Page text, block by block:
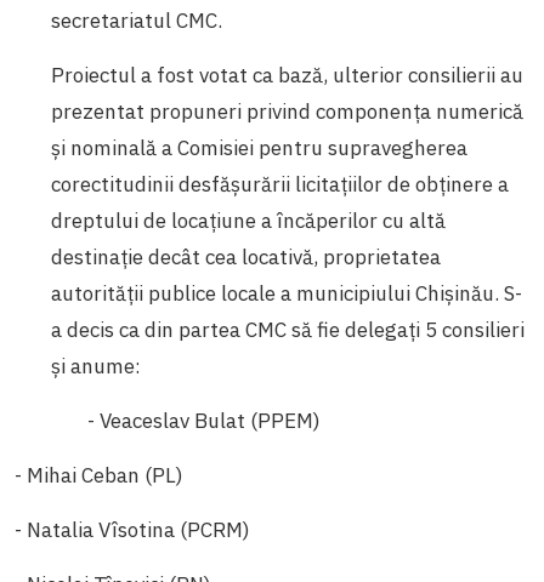
secretariatul CMC.
Proiectul a fost votat ca bază, ulterior consilierii au
prezentat propuneri privind componenţa numerică
și nominală a Comisiei pentru supravegherea
corectitudinii desfăşurării licitaţiilor de obţinere a
dreptului de locaţiune a încăperilor cu altă
destinaţie decât cea locativă, proprietatea
autorităţii publice locale a municipiului Chişinău. S-
a decis ca din partea CMC să fie delegați 5 consilieri
și anume:
- Veaceslav Bulat (PPEM)
- Mihai Ceban (PL)
- Natalia Vîsotina (PCRM)